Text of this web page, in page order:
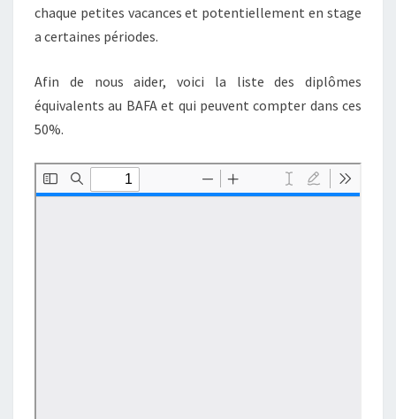
chaque petites vacances et potentiellement en stage
a certaines périodes.
Afin de nous aider, voici la liste des diplômes
équivalents au BAFA et qui peuvent compter dans ces
50%.